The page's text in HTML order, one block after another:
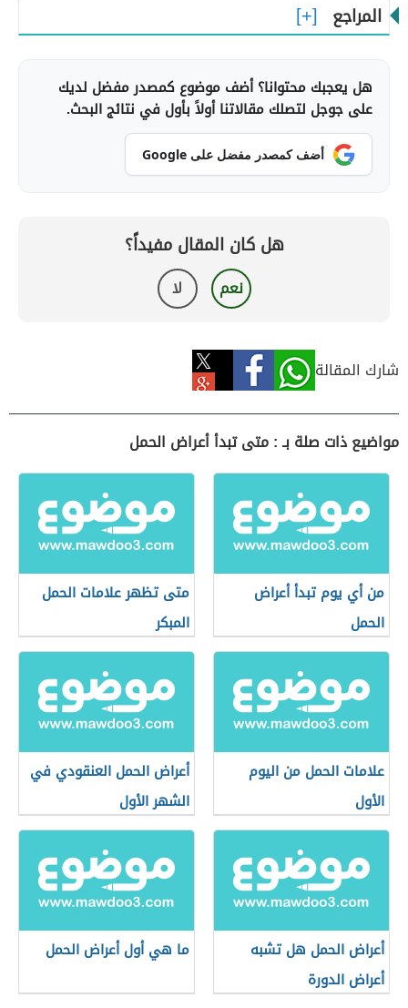
المراجع
هل يعجبك محتوانا؟ أضف موضوع كمصدر مفضل لديك
على جوجل لتصلك مقالاتنا أولاً بأول في نتائج البحث.
أضف كمصدر مفضل على Google
هل كان المقال مفيداً؟
نعم لا
شارك المقالة
مواضيع ذات صلة بـ : متى تبدأ أعراض الحمل
من أي يوم تبدأ أعراض
الحمل
متى تظهر علامات الحمل
المبكر
علامات الحمل من اليوم
الأول
أعراض الحمل العنقودي في
الشهر الأول
أعراض الحمل هل تشبه
أعراض الدورة
ما هي أول أعراض الحمل